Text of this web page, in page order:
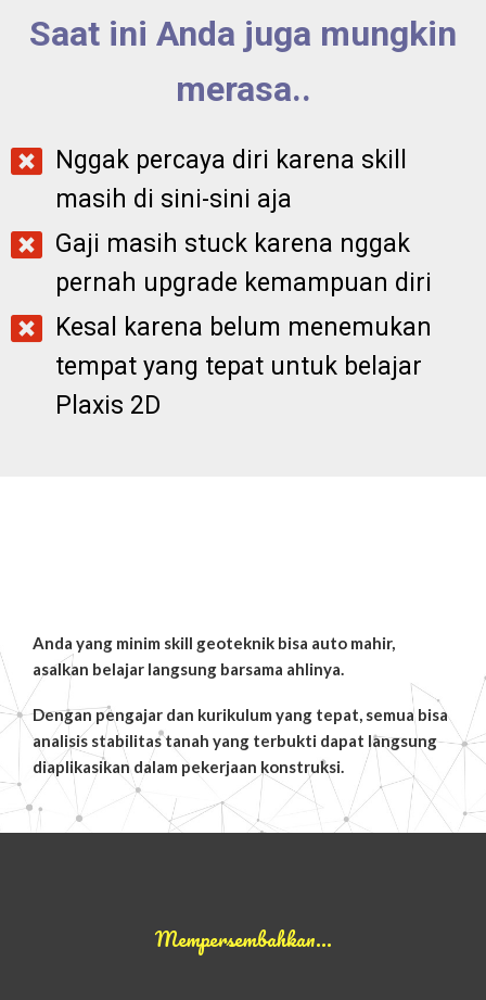
Saat ini Anda juga mungkin
merasa..
Nggak percaya diri karena skill
masih di sini-sini aja
Gaji masih stuck karena nggak
pernah upgrade kemampuan diri
Kesal karena belum menemukan
tempat yang tepat untuk belajar
Plaxis 2D
Anda yang minim skill geoteknik bisa auto mahir,
asalkan belajar langsung barsama ahlinya.
Dengan pengajar dan kurikulum yang tepat, semua bisa
analisis stabilitas tanah yang terbukti dapat langsung
diaplikasikan dalam pekerjaan konstruksi.
Mempersembahkan…